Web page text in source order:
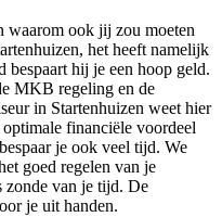
waarom ook jij zou moeten
het heeft namelijk
bespaart hij je een hoop geld.
MKB regeling en de
in Startenhuizen weet hier
financiële voordeel
je ook veel tijd. We
goed regelen van je
zonde van je tijd. De
je uit handen.